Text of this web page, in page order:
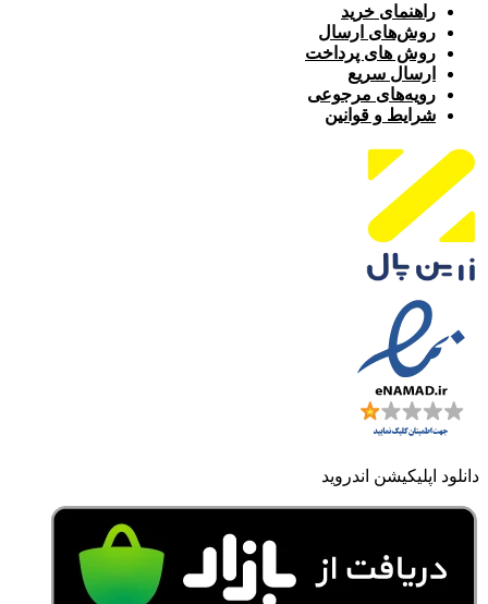
راهنمای خرید
روش‌های ارسال
روش های پرداخت
ارسال سریع
رویه‌های مرجوعی
شرایط و قوانین
دانلود اپلیکیشن اندروید